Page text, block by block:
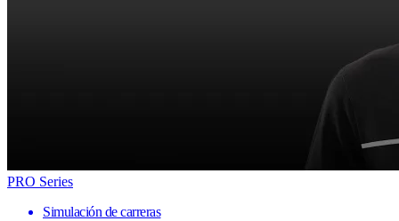
PRO Series
Simulación de carreras